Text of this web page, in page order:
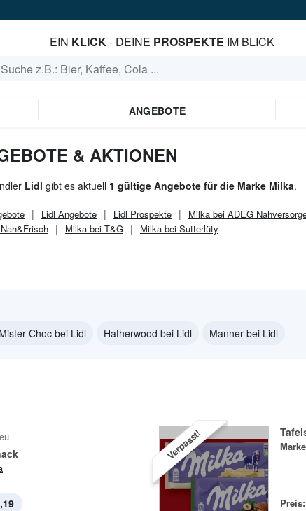
EIN KLICK- DEINE PROSPEKTE IM BLICK
ANGEBOTE
& AKTIONEN
Lidl gibt es aktuell 1 gültige Angebote für die Marke Milka.
Lidl Angebote Lidl Prospekte Milka bei ADEG
Milka bei T&G Milka bei Sutterlüty
Mister Choc bei Lidl Hatherwood bei Lidl Manner bei Lidl
Verpasst!
Preis: